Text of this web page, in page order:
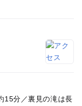
15分／裏見の滝は長